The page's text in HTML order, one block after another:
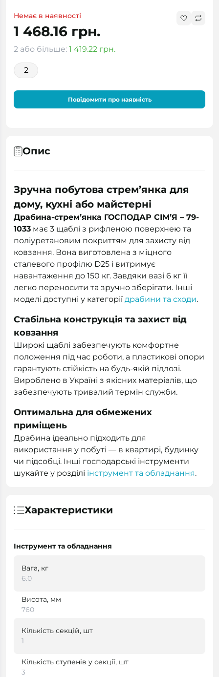
Немає в наявності
1 468.16 грн.
2 або більше: 1 419.22 грн.
2
Повідомити про наявність
Опис
Зручна побутова стрем’янка для
дому, кухні або майстерні
Драбина-стрем’янка ГОСПОДАР СІМ’Я – 79-
1033 має 3 щаблі з рифленою поверхнею та
поліуретановим покриттям для захисту від
ковзання. Вона виготовлена з міцного
сталевого профілю D25 і витримує
навантаження до 150 кг. Завдяки вазі 6 кг її
легко переносити та зручно зберігати. Інші
моделі доступні у категорії драбини та сходи.
Стабільна конструкція та захист від
ковзання
Широкі щаблі забезпечують комфортне
положення під час роботи, а пластикові опори
гарантують стійкість на будь-якій підлозі.
Вироблено в Україні з якісних матеріалів, що
забезпечують тривалий термін служби.
Оптимальна для обмежених
приміщень
Драбина ідеально підходить для
використання у побуті — в квартирі, будинку
чи підсобці. Інші господарські інструменти
шукайте у розділі інструмент та обладнання.
Характеристики
Інструмент та обладнання
Вага, кг
6.0
Висота, мм
760
Кількість секцій, шт
1
Кількість ступенів у секції, шт
3